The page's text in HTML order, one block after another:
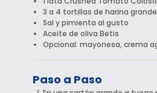
3 a 4 tortillas de harina
Sal y pimienta al gusto
Aceite de oliva Betis
Opcional: mayonesa, crema
Paso a Paso